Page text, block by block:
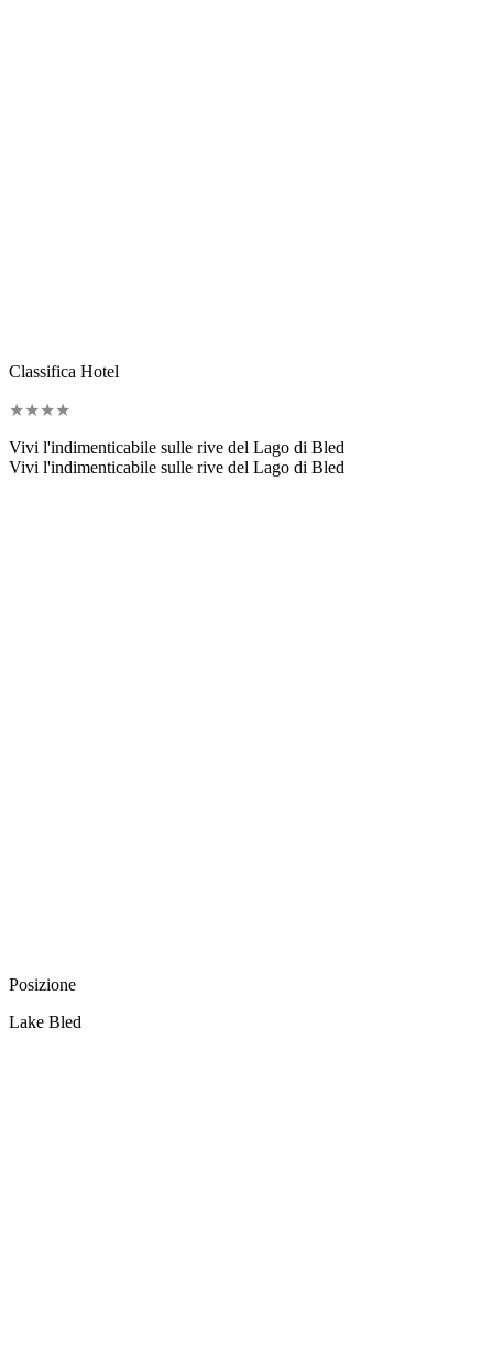
Classifica Hotel
★★★★
Vivi l'indimenticabile sulle rive del Lago di Bled
Vivi l'indimenticabile sulle rive del Lago di Bled
Posizione
Lake Bled